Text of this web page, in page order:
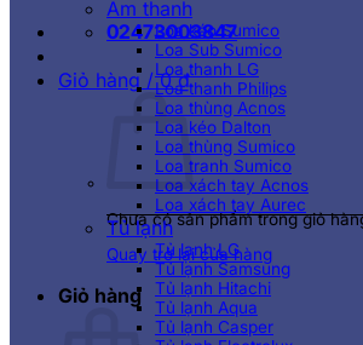
02473003847
Giỏ hàng /0₫
Chưa có sản phẩm trong giỏ
Quay trở lại cửa hàng
Giỏ hàng
Âm thanh
Loa kéo Sumico
Loa Sub Sumico
Loa thanh LG
Loa thanh Philips
Loa thùng Acnos
Loa kéo Dalton
Loa thùng Sumico
Loa tranh Sumico
Loa xách tay Acnos
Loa xách tay Aurec
Tủ lạnh
Tủ lạnh LG
Tủ lạnh Samsung
Tủ lạnh Hitachi
Tủ lạnh Aqua
Tủ lạnh Casper